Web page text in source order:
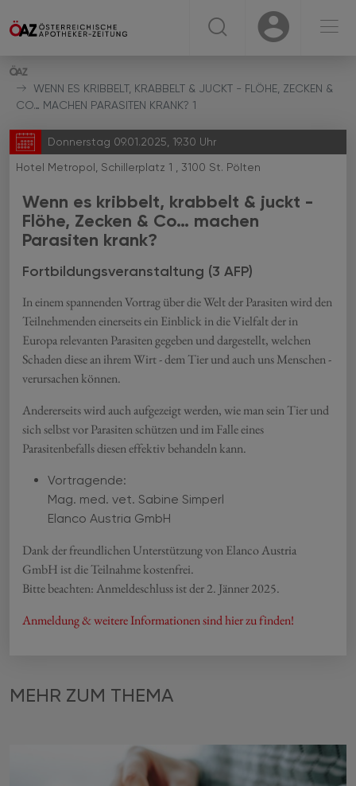
USER USER ☰
WENN ES KRIBBELT, KRABBELT & JUCKT - FLÖHE, ZECKEN &
CO… MACHEN PARASITEN KRANK? 1
Donnerstag 09.01.2025, 19.30 Uhr
Hotel Metropol, Schillerplatz 1 , 3100 St. Pölten
Wenn es kribbelt, krabbelt & juckt -
Flöhe, Zecken & Co… machen
Parasiten krank?
Fortbildungsveranstaltung (3 AFP)
In einem spannenden Vortrag über die Welt der Parasiten wird den
Teilnehmenden einerseits ein Einblick in die Vielfalt der in
Europa relevanten Parasiten gegeben und dargestellt, welchen
Schaden diese an ihrem Wirt - dem Tier und auch uns Menschen -
verursachen können.
Andererseits wird auch aufgezeigt werden, wie man sein Tier und
sich selbst vor Parasiten schützen und im Falle eines
Parasitenbefalls diesen effektiv behandeln kann.
Vortragende:
Mag. med. vet. Sabine Simperl
Elanco Austria GmbH
Dank der freundlichen Unterstützung von Elanco Austria
GmbH ist die Teilnahme kostenfrei.
Bitte beachten: Anmeldeschluss ist der 2. Jänner 2025.
Anmeldung & weitere Informationen sind hier zu finden!
MEHR ZUM THEMA